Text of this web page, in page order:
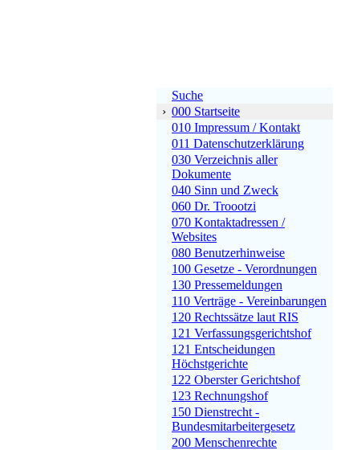
Suche
› 000 Startseite
010 Impressum / Kontakt
011 Datenschutzerklärung
030 Verzeichnis aller
Dokumente
040 Sinn und Zweck
060 Dr. Troootzi
070 Kontaktadressen /
Websites
080 Benutzerhinweise
100 Gesetze - Verordnungen
130 Pressemeldungen
110 Verträge - Vereinbarungen
120 Rechtssätze laut RIS
121 Verfassungsgerichtshof
121 Entscheidungen
Höchstgerichte
122 Oberster Gerichtshof
123 Rechnungshof
150 Dienstrecht -
Bundesmitarbeitergesetz
200 Menschenrechte